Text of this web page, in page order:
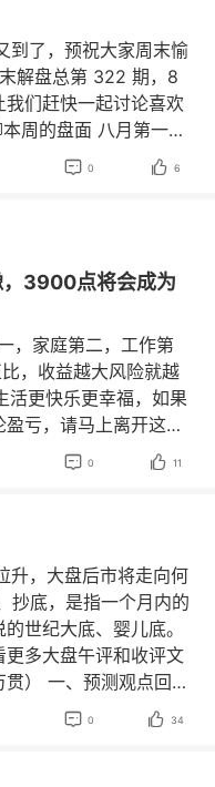
到了，预祝大家周末愉
们赶快一起讨论喜欢
基本上是五连阳的走
相当的不错了。 目
点今天再次拿下，
点了，所以现在都是
优秀的白马股都没怎
股价都下来了，融资
，八月份再上涨也就
断，收盘时2900家上
攻，给大家再次带来了
了27000亿，相比昨
站上了短期均线30天
是不错的。下一个目
压力还是有的。 从
十字星，再收一颗放
加上日线上面有六个
两个整 数关口，相当
跟风的市场。所以外
步路，就摔倒了。总
 0  6
3900点将会成为
亏，请马上离开这个
点以下的机会不多
目前依然是八成仓
高走，冲高回落再拉
。这是一个变盘的信
新的箱体3900点出发
了，本周拿下3900点
空低开随后快速拉
 0  11
升，大盘后市将走向何
世纪大底、婴儿底。
多大盘午评和收评文
点回
 0  34